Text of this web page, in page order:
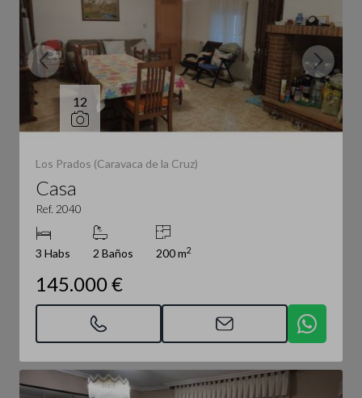
12
Los Prados (Caravaca de la Cruz)
Casa
Ref. 2040
3 Habs 2 Baños 200 m2
145.000 €